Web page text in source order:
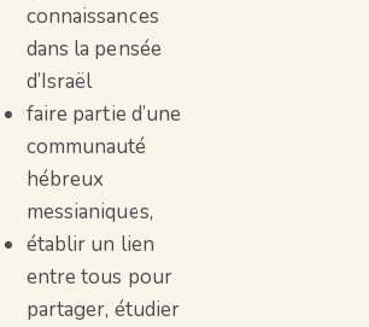
connaissances
dans la pensée
d’Israël
faire partie d’une
communauté
hébreux
messianiques,
établir un lien
entre tous pour
partager, étudier